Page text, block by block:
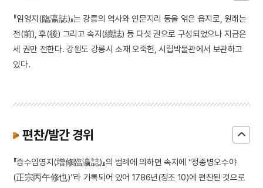
『임영지(臨瀛誌)』는 강릉의 역사와 인문지리 등을 엮은 읍지로, 원래는
전(前), 후(後) 그리고 속지(續誌) 등 다섯 권으로 구성되었으나 지금은
세 권만 전한다. 강원도 강릉시 소재 오죽헌, 시립박물관에서 보관하고
있다.
편찬/발간 경위
『증수임영지(增修臨瀛誌)』의 범례에 의하면 속지에 “정종병오수야
(正宗丙午修也)”라 기록되어 있어 1786년(정조 10)에 편찬된 것으로